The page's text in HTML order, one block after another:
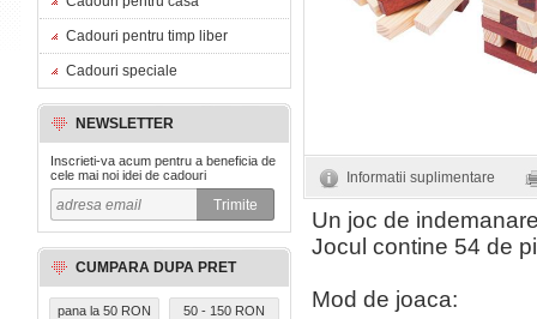
Cadouri pentru timp liber
Cadouri speciale
NEWSLETTER
Inscrieti-va acum pentru a beneficia de
cele mai noi idei de cadouri
CUMPARA DUPA PRET
pana la 50 RON 50 - 150 RON
Informatii suplimentare
Un joc de
Jocul contine 54 de
Mod de joaca: